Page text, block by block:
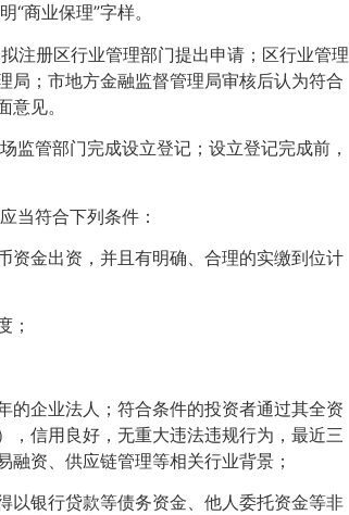
商业保理”字样。
注册区行业管理部门提出申请；区行业管理
局；市地方金融监督管理局审核后认为符合
见。
监管部门完成设立登记；设立登记完成前，
当符合下列条件：
资金出资，并且有明确、合理的实缴到位计
；
的企业法人；符合条件的投资者通过其全资
，信用良好，无重大违法违规行为，最近三
资、供应链管理等相关行业背景；
以银行贷款等债务资金、他人委托资金等非